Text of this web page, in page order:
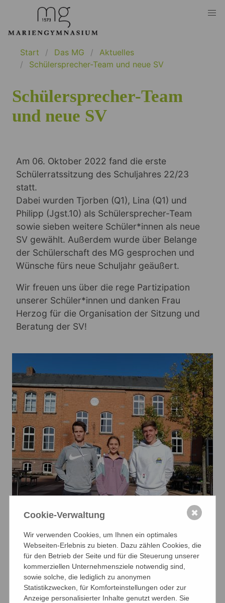
Start Das MG
Aktuelles
Schülersprecher-Team und neue SV
Schülersprecher-Team
und neue SV
Am 06. Oktober 2022 fand die erste
Schülerratssitzung des Schuljahres 22/23
statt.
Dabei wurden Tjorben (Q1), Lina (Q1) und
Philipp (Jgst.10) als Schülersprecher-Team
sowie sieben weitere Schüler*innen als neue
SV gewählt. Außerdem wurde über Belange
der Schülerschaft des MG gesprochen und
Wünsche fürs neue Schuljahr geäußert.
Wir freuen uns über die rege Partizipation
unserer Schüler*innen und danken Frau
Herzog für die Organisation der Sitzung und
Beratung der SV!
Cookie-Verwaltung
Wir verwenden Cookies, um Ihnen ein optimales
Webseiten-Erlebnis zu bieten. Dazu zählen Cookies, die
für den Betrieb der Seite und für die Steuerung unserer
kommerziellen Unternehmensziele notwendig sind,
sowie solche, die lediglich zu anonymen
Statistikzwecken, für Komforteinstellungen oder zur
Anzeige personalisierter Inhalte genutzt werden. Sie
✖